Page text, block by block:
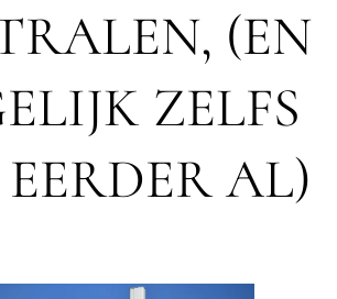
(EN
ZELFS
AL)